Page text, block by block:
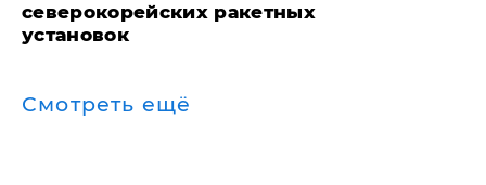
северокорейских ракетных
установок
Смотреть ещё